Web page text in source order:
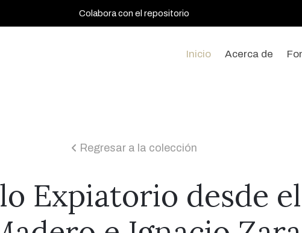
Colabora con el repositorio
Inicio Acerca de
icon
Regresar a la colección
Expiatorio desde